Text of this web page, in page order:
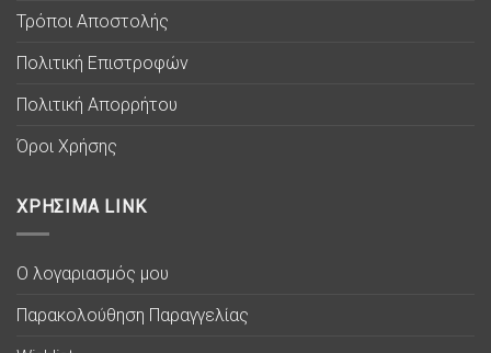
Τρόποι Αποστολής
Πολιτική Επιστροφών
Πολιτική Απορρήτου
Όροι Χρήσης
ΧΡΗΣΙΜΑ LINK
Ο λογαριασμός μου
Παρακολούθηση Παραγγελίας